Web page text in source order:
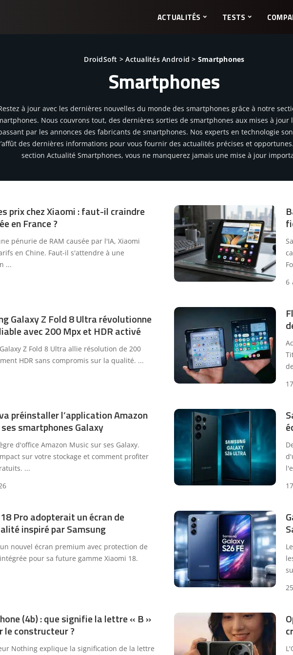
ACTUALITÉS TESTS
DroidSoft >Actualités Android > Smartphones
Smartphones
à jour avec les dernières nouvelles du monde des smartphones grâce à notre
Nous couvrons tout, des dernières sorties de smartphones aux mises à jour
par les annonces des fabricants de smartphones. Nos experts en technologie
des dernières informations pour vous fournir des actualités précises et
section Actualité Smartphones, vous ne manquerez jamais une mise à jour
prix chez Xiaomi : faut-il craindre
en France ?
pénurie de RAM causée par l'IA, Xiaomi
en Chine. Faut-il s'attendre à une
...
6
Galaxy Z Fold 8 Ultra révolutionne
avec 200 Mpx et HDR activé
Z Fold 8 Ultra allie résolution de 200
HDR sans compromis sur la qualité. ...
préinstaller l’application Amazon
smartphones Galaxy
d'office Amazon Music sur ses Galaxy.
sur votre stockage et comment profiter
...
Pro adopterait un écran de
inspiré par Samsung
nouvel écran premium avec protection de
pour sa future gamme Xiaomi 18.
(4b) : que signifie la lettre « B »
le constructeur ?
Nothing explique la signification de la lettre